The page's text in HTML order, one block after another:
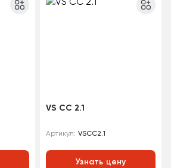
VS CC 2.1
Артикул: VSCC2.1
Узнать цену